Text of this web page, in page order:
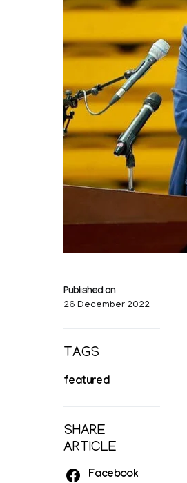
Published on
26 December 2022
TAGS
featured
SHARE
ARTICLE
Facebook